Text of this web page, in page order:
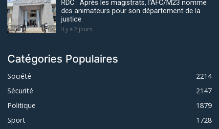
RDC : Après les magistrats, l’AFC/M23 nomme
des animateurs pour son département de la
justice
Il y a 2 jours
Catégories Populaires
Société
2214
Sécurité
2147
Politique
1879
Sport
1728